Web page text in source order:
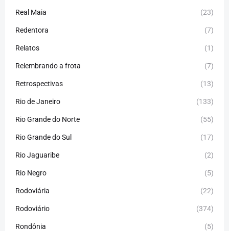
Real Maia (23)
Redentora (7)
Relatos (1)
Relembrando a frota (7)
Retrospectivas (13)
Rio de Janeiro (133)
Rio Grande do Norte (55)
Rio Grande do Sul (17)
Rio Jaguaribe (2)
Rio Negro (5)
Rodoviária (22)
Rodoviário (374)
Rondônia (5)